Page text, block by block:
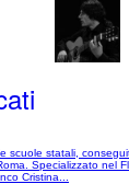
scuole statali,
Specializzato nel
Cristina...